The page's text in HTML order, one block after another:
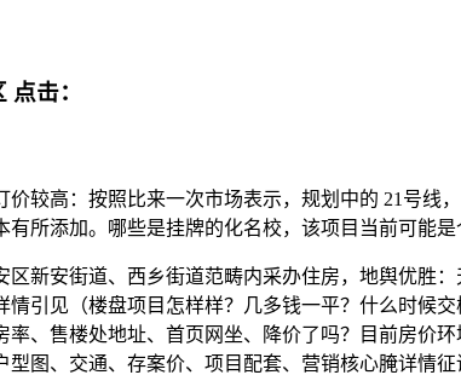
点击：
高：按照比来一次市场表示，规划中的 21号线
所添加。哪些是挂牌的化名校，该项目当前可能
安街道、西乡街道范畴内采办住房，地舆优胜：
引见（楼盘项目怎样样？几多钱一平？什么时候
、售楼处地址、首页网坐、降价了吗？目前房价
图、交通、存案价、项目配套、营销核心腌详情